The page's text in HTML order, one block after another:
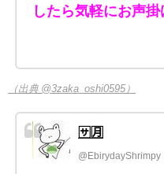
したら気軽にお声掛
（出典 @3zaka_oshi0595）
🈂️🈷️
@EbirydayShrimpy